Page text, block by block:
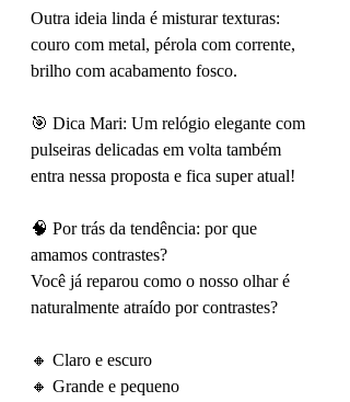
Outra ideia linda é misturar texturas:
couro com metal, pérola com corrente,
brilho com acabamento fosco.
🎯 Dica Mari: Um relógio elegante com
pulseiras delicadas em volta também
entra nessa proposta e fica super atual!
🧠 Por trás da tendência: por que
amamos contrastes?
Você já reparou como o nosso olhar é
naturalmente atraído por contrastes?
🔸 Claro e escuro
🔸 Grande e pequeno